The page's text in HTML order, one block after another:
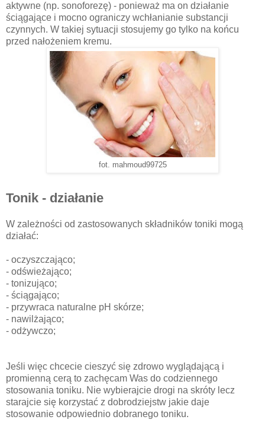
aktywne (np. sonoforezę) - ponieważ ma on działanie
ściągające i mocno ograniczy wchłanianie substancji
czynnych. W takiej sytuacji stosujemy go tylko na końcu
przed nałożeniem kremu.
fot. mahmoud99725
Tonik - działanie
W zależności od zastosowanych składników toniki mogą
działać:
- oczyszczająco;
- odświeżająco;
- tonizująco;
- ściągająco;
- przywraca naturalne pH skórze;
- nawilżająco;
- odżywczo;
Jeśli więc chcecie cieszyć się zdrowo wyglądającą i
promienną cerą to zachęcam Was do codziennego
stosowania toniku. Nie wybierajcie drogi na skróty lecz
starajcie się korzystać z dobrodziejstw jakie daje
stosowanie odpowiednio dobranego toniku.